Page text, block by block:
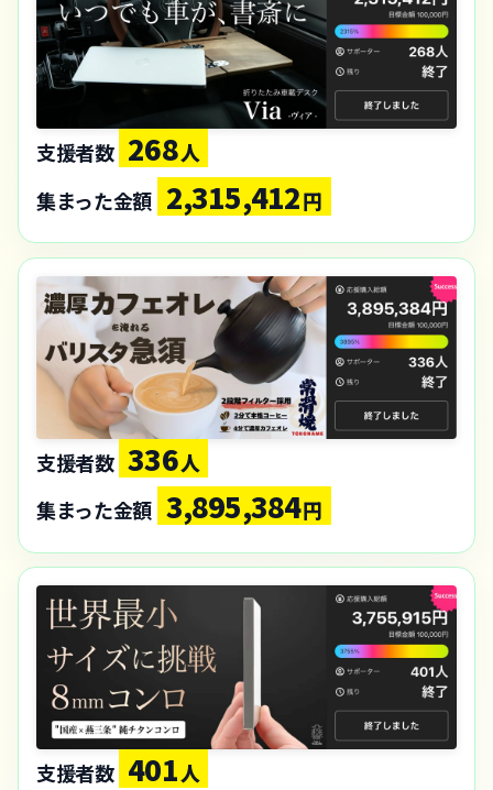
支援者数 268人
集まった金額 2,315,412円
支援者数 336人
集まった金額 3,895,384円
支援者数 401人